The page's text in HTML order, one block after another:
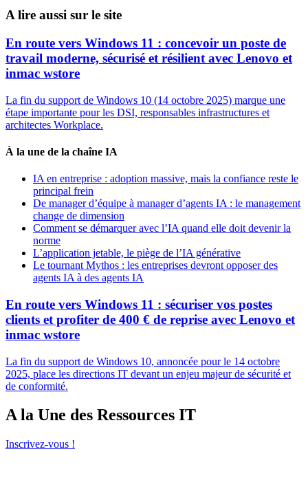
A lire aussi sur le site
En route vers Windows 11 : concevoir un poste de
travail moderne, sécurisé et résilient avec Lenovo et
inmac wstore
La fin du support de Windows 10 (14 octobre 2025) marque une
étape importante pour les DSI, responsables infrastructures et
architectes Workplace.
À la une de la chaîne IA
IA en entreprise : adoption massive, mais la confiance reste le
principal frein
De manager d’équipe à manager d’agents IA : le management
change de dimension
Comment se démarquer avec l’IA quand elle doit devenir la
norme
L’application jetable, le piège de l’IA générative
Le tournant Mythos : les entreprises devront opposer des
agents IA à des agents IA
En route vers Windows 11 : sécuriser vos postes
clients et profiter de 400 € de reprise avec Lenovo et
inmac wstore
La fin du support de Windows 10, annoncée pour le 14 octobre
2025, place les directions IT devant un enjeu majeur de sécurité et
de conformité.
A la Une des Ressources IT
Inscrivez-vous !